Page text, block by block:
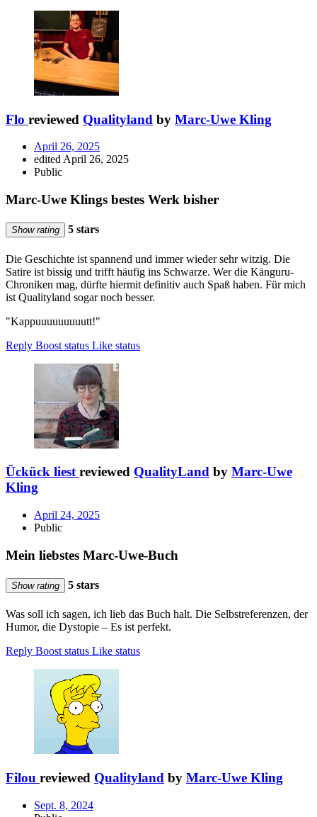
Flo reviewed Qualityland by Marc-Uwe Kling
April 26, 2025
edited April 26, 2025
Public
Marc-Uwe Klings bestes Werk bisher
Show rating 5 stars
Die Geschichte ist spannend und immer wieder sehr witzig. Die
Satire ist bissig und trifft häufig ins Schwarze. Wer die Känguru-
Chroniken mag, dürfte hiermit definitiv auch Spaß haben. Für mich
ist Qualityland sogar noch besser.
"Kappuuuuuuuuutt!"
Reply Boost status Like status
Ückück liest reviewed QualityLand by Marc-Uwe
Kling
April 24, 2025
Public
Mein liebstes Marc-Uwe-Buch
Show rating 5 stars
Was soll ich sagen, ich lieb das Buch halt. Die Selbstreferenzen, der
Humor, die Dystopie – Es ist perfekt.
Reply Boost status Like status
Filou reviewed Qualityland by Marc-Uwe Kling
Sept. 8, 2024